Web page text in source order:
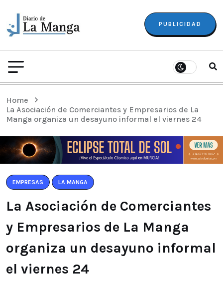
PUBLICIDAD
Home
La Asociación de Comerciantes y Empresarios de La
Manga organiza un desayuno informal el viernes 24
EMPRESAS LA MANGA
La Asociación de Comerciantes
y Empresarios de La Manga
organiza un desayuno informal
el viernes 24